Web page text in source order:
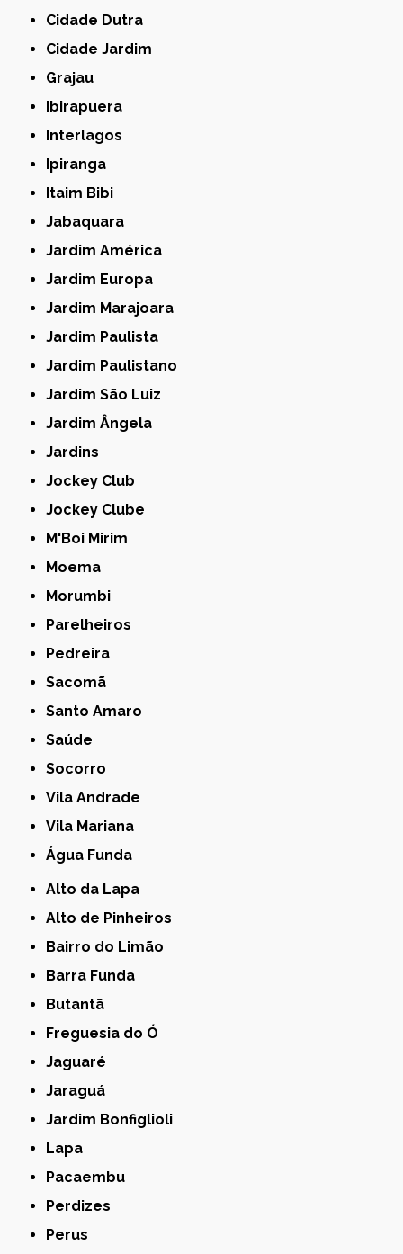
Cidade Dutra
Cidade Jardim
Grajau
Ibirapuera
Interlagos
Ipiranga
Itaim Bibi
Jabaquara
Jardim América
Jardim Europa
Jardim Marajoara
Jardim Paulista
Jardim Paulistano
Jardim São Luiz
Jardim Ângela
Jardins
Jockey Club
Jockey Clube
M'Boi Mirim
Moema
Morumbi
Parelheiros
Pedreira
Sacomã
Santo Amaro
Saúde
Socorro
Vila Andrade
Vila Mariana
Água Funda
Alto da Lapa
Alto de Pinheiros
Bairro do Limão
Barra Funda
Butantã
Freguesia do Ó
Jaguaré
Jaraguá
Jardim Bonfiglioli
Lapa
Pacaembu
Perdizes
Perus